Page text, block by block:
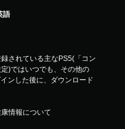
語
されている主なPS5(「コン
)ではいつでも、その他の
ンした後に、ダウンロード
情報について